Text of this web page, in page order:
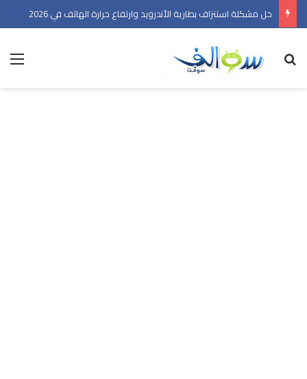
حل مشكلة استنزاف بطارية الأندرويد وارتفاع حرارة الهاتف في 2026
بحث عن